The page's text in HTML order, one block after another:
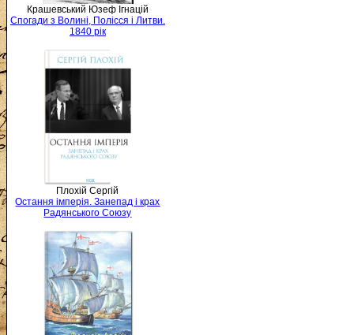
Крашевський Юзеф Ігнацій
Спогади з Волині, Полісся і Литви.
1840 рік
Плохій Сергій
Остання імперія. Занепад і крах
Радянського Союзу